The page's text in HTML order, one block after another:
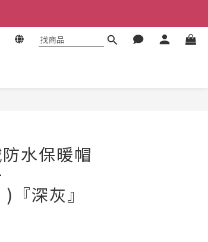
水保暖帽
深灰』